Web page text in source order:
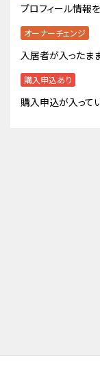
プロフィール情報
オーナーチェンジ
入居者が入ったま
購入申込あり
購入申込が入って